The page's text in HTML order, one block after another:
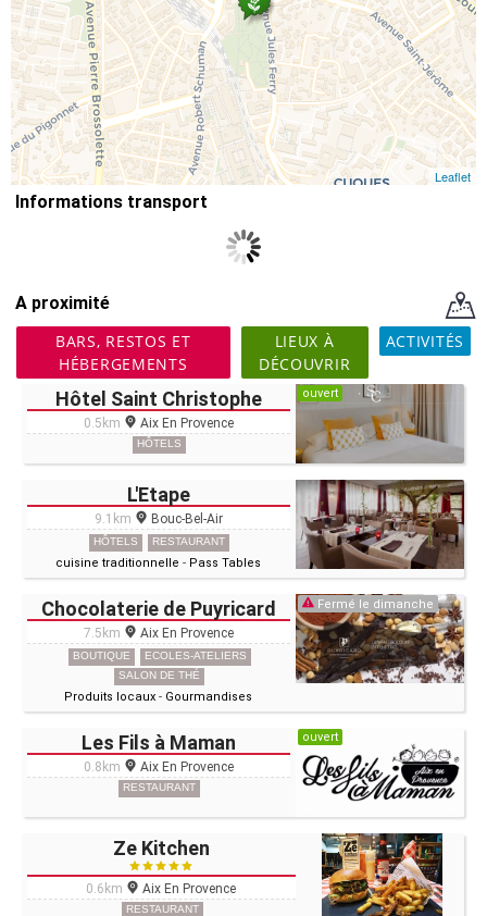
Leaflet
Informations transport
A proximité
BARS, RESTOS ET
HÉBERGEMENTS
LIEUX À
DÉCOUVRIR
ACTIVITÉS
Hôtel Saint Christophe
0.5km Aix En Provence
HÔTELS
ouvert
L'Etape
9.1km Bouc-Bel-Air
HÔTELS RESTAURANT
cuisine traditionnelle - Pass Tables
Chocolaterie de Puyricard
7.5km Aix En Provence
BOUTIQUE
ECOLES-ATELIERS
SALON DE THÉ
Produits locaux - Gourmandises
Fermé le dimanche
Les Fils à Maman
0.8km Aix En Provence
RESTAURANT
ouvert
Ze Kitchen
0.6km Aix En Provence
RESTAURANT